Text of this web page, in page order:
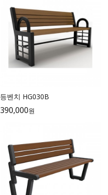
등벤치 HG030B
390,000원